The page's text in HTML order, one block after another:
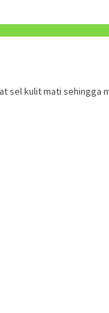
sel kulit mati